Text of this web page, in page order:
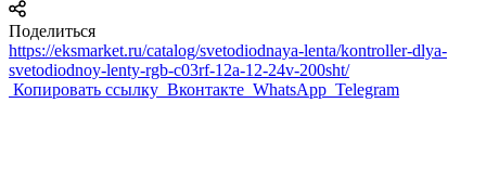
Поделиться
https://eksmarket.ru/catalog/svetodiodnaya-lenta/kontroller-dlya-
svetodiodnoy-lenty-rgb-c03rf-12a-12-24v-200sht/
Копировать ссылку Вконтакте WhatsApp Telegram